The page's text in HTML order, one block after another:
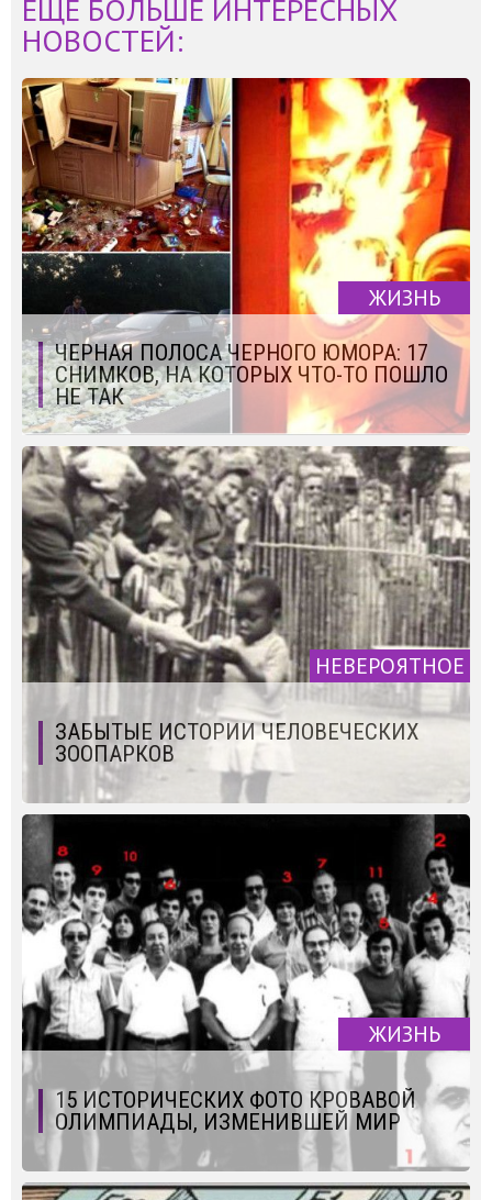
ЕЩЁ БОЛЬШЕ ИНТЕРЕСНЫХ
НОВОСТЕЙ:
ЖИЗНЬ
ЧЕРНАЯ ПОЛОСА ЧЕРНОГО ЮМОРА: 17
СНИМКОВ, НА КОТОРЫХ ЧТО-ТО ПОШЛО
НЕ ТАК
НЕВЕРОЯТНОЕ
ЗАБЫТЫЕ ИСТОРИИ ЧЕЛОВЕЧЕСКИХ
ЗООПАРКОВ
ЖИЗНЬ
15 ИСТОРИЧЕСКИХ ФОТО КРОВАВОЙ
ОЛИМПИАДЫ, ИЗМЕНИВШЕЙ МИР